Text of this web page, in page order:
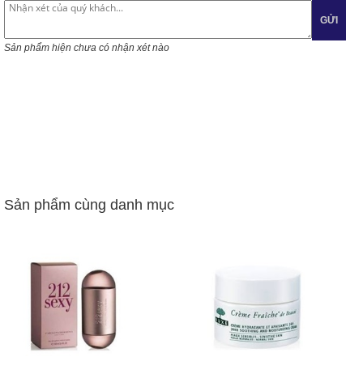
GỬI
Sản phẩm hiện chưa có nhận xét nào
Sản phẩm cùng danh mục